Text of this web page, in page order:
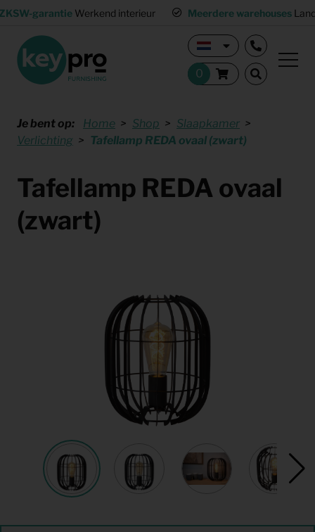
garantie Werkend interieur Meerdere warehouses
Je bent op: Home Shop
Slaapkamer
Verlichting
Tafellamp REDA ovaal (zwart)
Tafellamp REDA ovaal
(zwart)